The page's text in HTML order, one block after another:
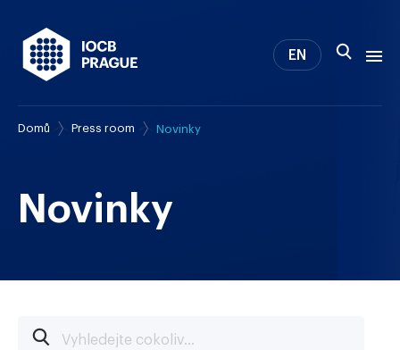
O nás
Studium a kariéra
EN
Domů Press room Novinky
Novinky